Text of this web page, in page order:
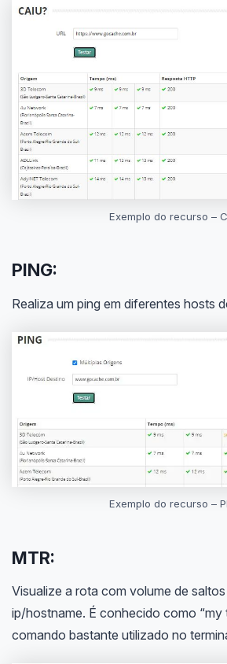
Exemplo do recurso –
PING:
Realiza um ping em diferentes hosts
Exemplo do recurso –
MTR:
Visualize a rota com volume de
ip/hostname. É conhecido como “my
comando bastante utilizado no